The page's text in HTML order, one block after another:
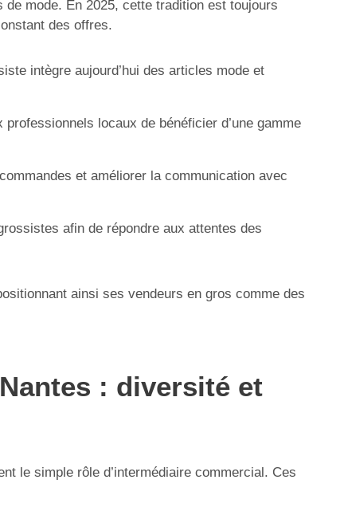
mode. En 2025, cette tradition est toujours
des offres.
intègre aujourd’hui des articles mode et
locaux de bénéficier d’une gamme
et améliorer la communication avec
afin de répondre aux attentes des
ainsi ses vendeurs en gros comme des
: diversité et
le simple rôle d’intermédiaire commercial. Ces